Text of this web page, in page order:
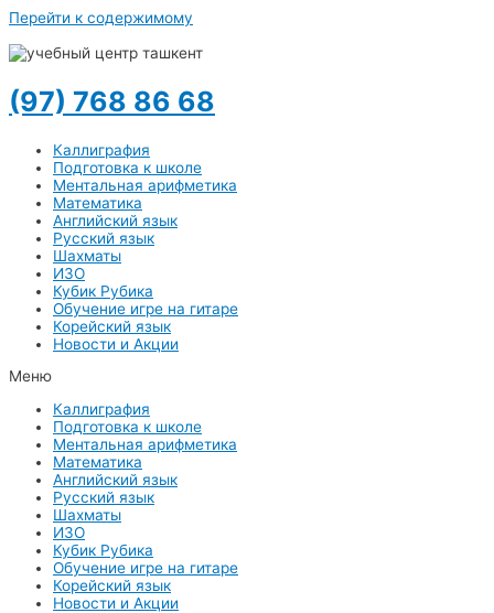
Перейти к содержимому
(97) 768 86 68
Каллиграфия
Подготовка к школе
Ментальная арифметика
Математика
Английский язык
Русский язык
Шахматы
ИЗО
Кубик Рубика
Обучение игре на гитаре
Корейский язык
Новости и Акции
Меню
Каллиграфия
Подготовка к школе
Ментальная арифметика
Математика
Английский язык
Русский язык
Шахматы
ИЗО
Кубик Рубика
Обучение игре на гитаре
Корейский язык
Новости и Акции